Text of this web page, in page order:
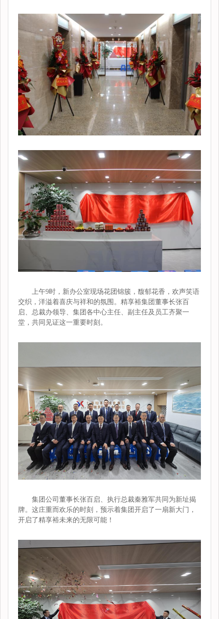
上午9时，新办公室现场花团锦簇，馥郁花香，欢声笑语
交织，洋溢着喜庆与祥和的氛围。精享裕集团董事长张百
启、总裁办领导、集团各中心主任、副主任及员工齐聚一
堂，共同见证这一重要时刻。
集团公司董事长张百启、执行总裁秦雅军共同为新址揭
牌。这庄重而欢乐的时刻，预示着集团开启了一扇新大门，
开启了精享裕未来的无限可能！